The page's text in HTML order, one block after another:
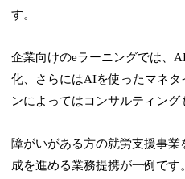
す。
企業向けのeラーニングでは、
化、さらにはAIを使ったマネ
ンによってはコンサルティング
障がいがある方の就労支援事
成を進める業務提携が一例で